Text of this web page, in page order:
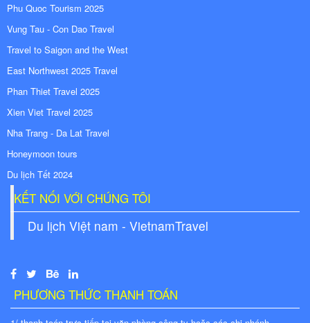
Phu Quoc Tourism 2025
Vung Tau - Con Dao Travel
Travel to Saigon and the West
East Northwest 2025 Travel
Phan Thiet Travel 2025
Xien Viet Travel 2025
Nha Trang - Da Lat Travel
Honeymoon tours
Du lịch Tết 2024
KẾT NỐI VỚI CHÚNG TÔI
Du lịch Việt nam - VietnamTravel
PHƯƠNG THỨC THANH TOÁN